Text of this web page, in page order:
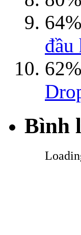
64%
đầu
62%
Bình